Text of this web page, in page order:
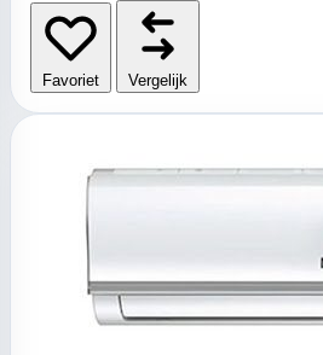
Favoriet Vergelijk